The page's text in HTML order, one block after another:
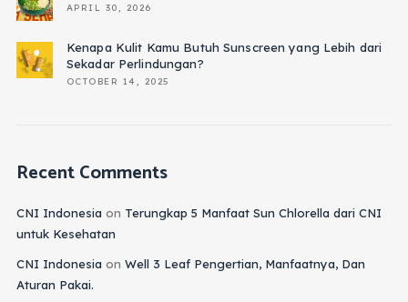
APRIL 30, 2026
Kenapa Kulit Kamu Butuh Sunscreen yang Lebih dari
Sekadar Perlindungan?
OCTOBER 14, 2025
Recent Comments
CNI Indonesia on Terungkap 5 Manfaat Sun Chlorella dari CNI
untuk Kesehatan
CNI Indonesia on Well 3 Leaf Pengertian, Manfaatnya, Dan
Aturan Pakai.